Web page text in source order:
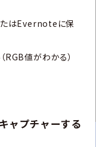
はEvernoteに保
値がわかる）
ャプチャーする